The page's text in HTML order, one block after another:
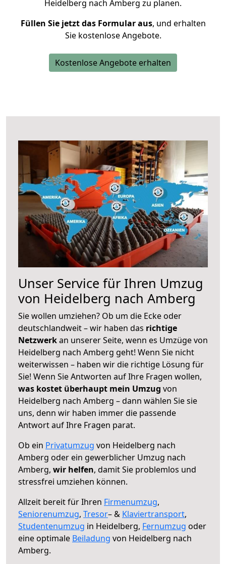
Heidelberg nach Amberg zu planen.
Füllen Sie jetzt das Formular aus, und erhalten
Sie kostenlose Angebote.
Kostenlose Angebote erhalten
Unser Service für Ihren Umzug
von Heidelberg nach Amberg
Sie wollen umziehen? Ob um die Ecke oder
deutschlandweit – wir haben das richtige
Netzwerkan unserer Seite, wenn es Umzüge von
Heidelberg nach Amberg geht! Wenn Sie nicht
weiterwissen – haben wir die richtige Lösung für
Sie! Wenn Sie Antworten auf Ihre Fragen wollen,
was kostet überhaupt mein Umzug von
Heidelberg nach Amberg – dann wählen Sie sie
uns, denn wir haben immer die passende
Antwort auf Ihre Fragen parat.
Ob ein Privatumzug von Heidelberg nach
Amberg oder ein gewerblicher Umzug nach
Amberg, wir helfen, damit Sie problemlos und
stressfrei umziehen können.
Allzeit bereit für Ihren Firmenumzug,
Seniorenumzug, Tresor– & Klaviertransport,
Studentenumzug in Heidelberg, Fernumzug oder
eine optimale Beiladung von Heidelberg nach
Amberg.